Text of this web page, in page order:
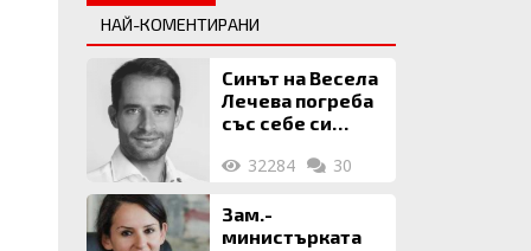
НАЙ-КОМЕНТИРАНИ
Синът на Весела
Лечева погреба
със себе си
млн. евро
32284 30
Зам.-
министърката